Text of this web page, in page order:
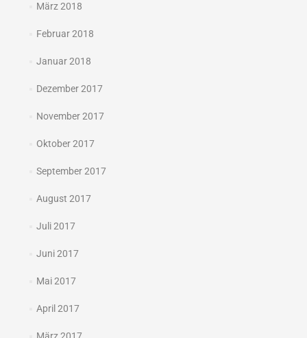
März 2018
Februar 2018
Januar 2018
Dezember 2017
November 2017
Oktober 2017
September 2017
August 2017
Juli 2017
Juni 2017
Mai 2017
April 2017